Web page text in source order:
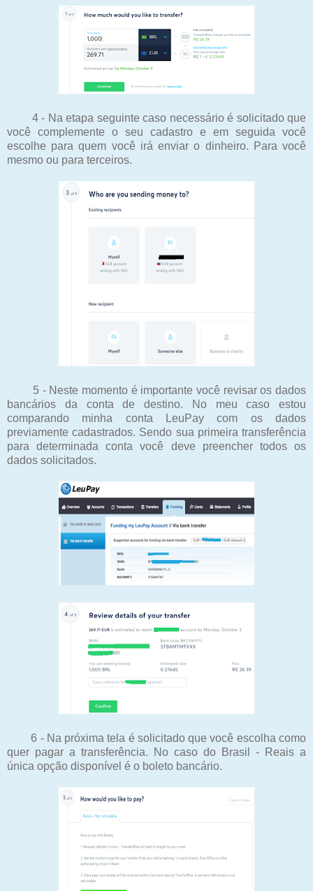
4 - Na etapa seguinte caso necessário é solicitado que
você complemente o seu cadastro e em seguida você
escolhe para quem você irá enviar o dinheiro. Para você
mesmo ou para terceiros.
5 - Neste momento é importante você revisar os dados
bancários da conta de destino. No meu caso estou
comparando minha conta LeuPay com os dados
previamente cadastrados. Sendo sua primeira transferência
para determinada conta você deve preencher todos os
dados solicitados.
6 - Na próxima tela é solicitado que você escolha como
quer pagar a transferência. No caso do Brasil - Reais a
única opção disponível é o boleto bancário.